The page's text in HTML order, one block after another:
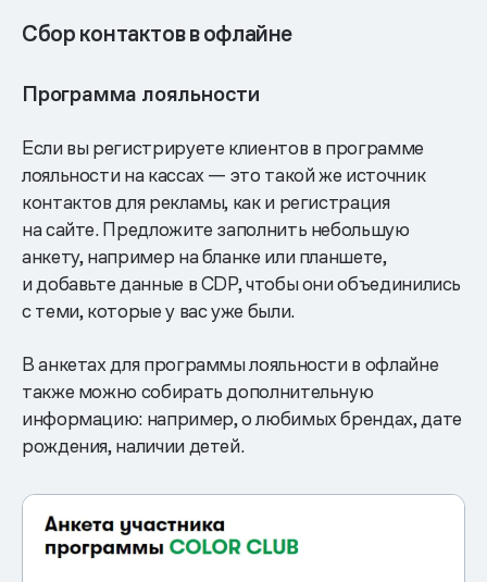
Сбор контактов в офлайне
Программа лояльности
Если вы регистрируете клиентов в программе
лояльности на кассах — это такой же источник
контактов для рекламы, как и регистрация
на сайте. Предложите заполнить небольшую
анкету, например на бланке или планшете,
и добавьте данные в CDP, чтобы они объединились
с теми, которые у вас уже были.
В анкетах для программы лояльности в офлайне
также можно собирать дополнительную
информацию: например, о любимых брендах, дате
рождения, наличии детей.